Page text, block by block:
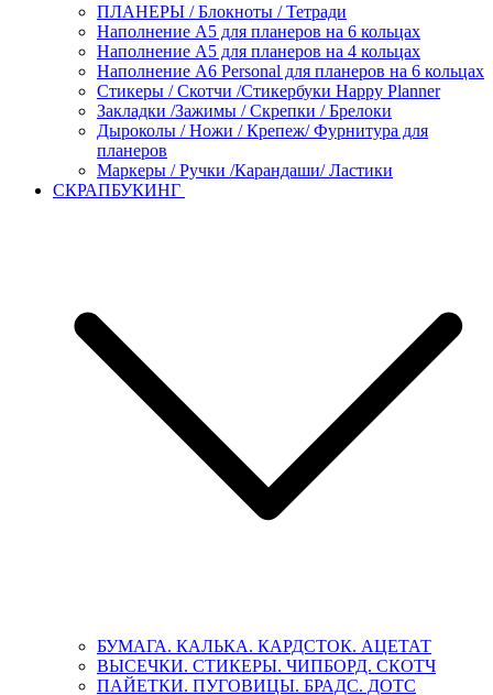
ПЛАНЕРЫ / Блокноты / Тетради
Наполнение А5 для планеров на 6 кольцах
Наполнение А5 для планеров на 4 кольцах
Наполнение А6 Personal для планеров на 6 кольцах
Стикеры / Скотчи /Стикербуки Happy Planner
Закладки /Зажимы / Скрепки / Брелоки
Дыроколы / Ножи / Крепеж/ Фурнитура для
планеров
Маркеры / Ручки /Карандаши/ Ластики
СКРАПБУКИНГ
БУМАГА. КАЛЬКА. КАРДСТОК. АЦЕТАТ
ВЫСЕЧКИ. СТИКЕРЫ. ЧИПБОРД. СКОТЧ
ПАЙЕТКИ. ПУГОВИЦЫ. БРАДС. ДОТС